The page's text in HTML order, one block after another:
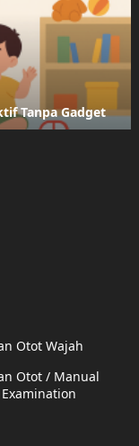
Tanpa Gadget
Otot Wajah
Otot / Manual